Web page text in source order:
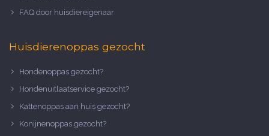
FAQ door huisdiereigenaar
Huisdierenoppas gezocht
Hondenoppas gezocht?
Hondenuitlaatservice gezocht?
Kattenoppas aan huis gezocht?
Konijnenoppas gezocht?